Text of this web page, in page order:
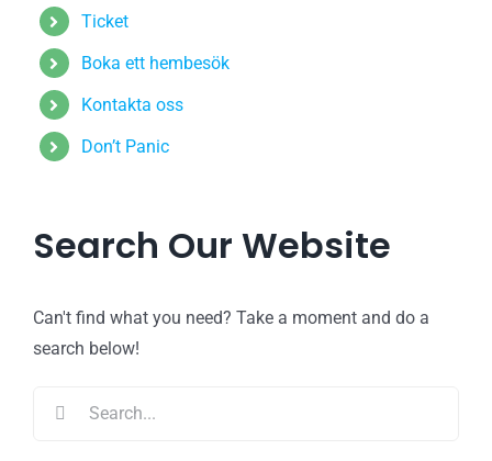
Ticket
Boka ett hembesök
Kontakta oss
Don’t Panic
Search Our Website
Can't find what you need? Take a moment and do a
search below!